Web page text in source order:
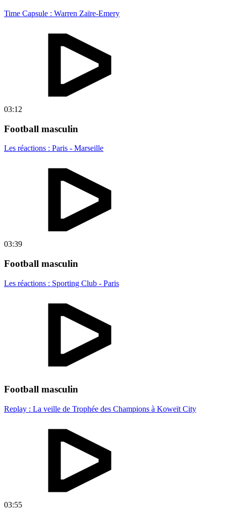
Time Capsule : Warren Zaïre-Emery
03:12
Football masculin
Les réactions : Paris - Marseille
03:39
Football masculin
Les réactions : Sporting Club - Paris
Football masculin
Replay : La veille de Trophée des Champions à Koweït City
03:55